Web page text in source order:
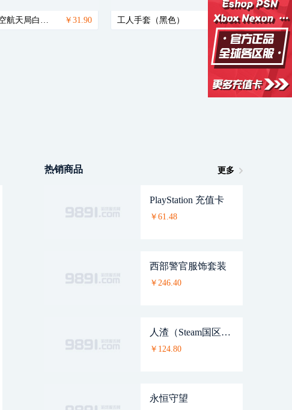
小兔航空航天局白色手套 ￥31.90 工人手套（黑色） ￥11.99
热销商品 更多
PlayStation 充值卡
￥61.48
西部警官服饰套装
￥246.40
人渣（Steam国区激活码）SCUM
￥124.80
永恒守望